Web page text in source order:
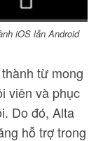
iOS lẫn Android
từ mong
viên và phục
Do đó, Alta
hỗ trợ trong